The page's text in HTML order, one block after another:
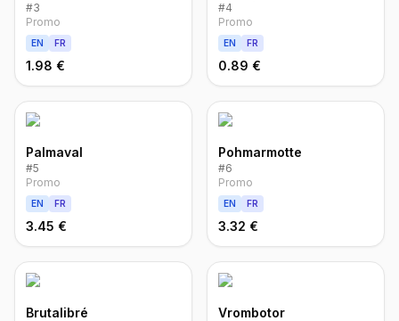
#3
Promo
EN FR
1.98 €
#4
Promo
EN FR
0.89 €
Palmaval
#5
Promo
EN FR
3.45 €
Pohmarmotte
#6
Promo
EN FR
3.32 €
Brutalibré Vrombotor